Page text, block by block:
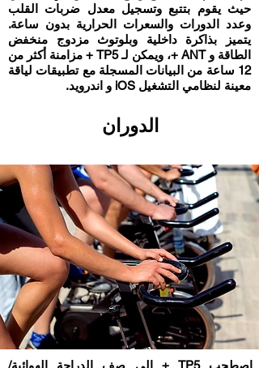
حيث يقوم بتتبع وتسجيل معدل ضربات القلب
وعدد الدورات والسعرات الحرارية بدون ساعة.
يتميز بذاكرة داخلية وبلوتوث مزدوج منخفض
الطاقة و ANT +، ويمكن لـ TP5 + مزامنة أكثر من
12 ساعة من البيانات المسجلة مع تطبيقات لياقة
معينة لنظامي التشغيل iOS و اندرويد.
الدوران
اصطحب TP5 + إلى صف الدراجة الهوائية/